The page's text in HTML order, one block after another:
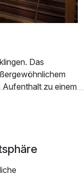
p.P. ab
Das
Aufenthalt zu einem
Nähe zur
gehörend,
warten von